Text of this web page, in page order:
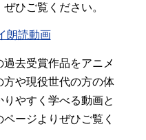
ひご覧ください。
朗読動画
過去受賞作品をアニメ
や現役世代の方の体
やすく学べる動画と
ージよりぜひご覧く